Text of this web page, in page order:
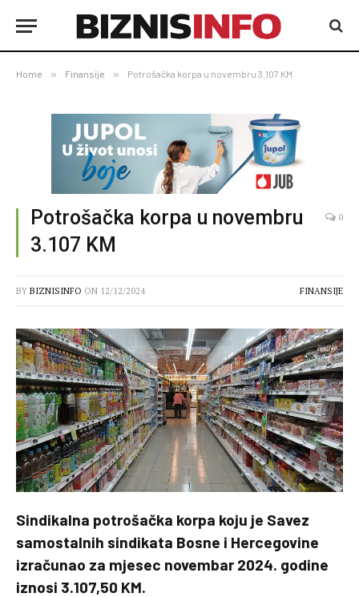
Home » Finansije » Potrošačka korpa u novembru 3.107 KM
Potrošačka korpa u novembru
3.107 KM
0
BY BIZNISINFO ON 12/12/2024 FINANSIJE
Sindikalna potrošačka korpa koju je Savez
samostalnih sindikata Bosne i Hercegovine
izračunao za mjesec novembar 2024. godine
iznosi 3.107,50 KM.